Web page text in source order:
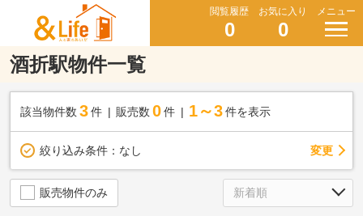
閲覧履歴
0
お気に入り
0
メニュー
酒折駅物件一覧
該当物件数 3件 販売数 0 件 1～3 件を表示
絞り込み条件： なし 変更
販売物件のみ